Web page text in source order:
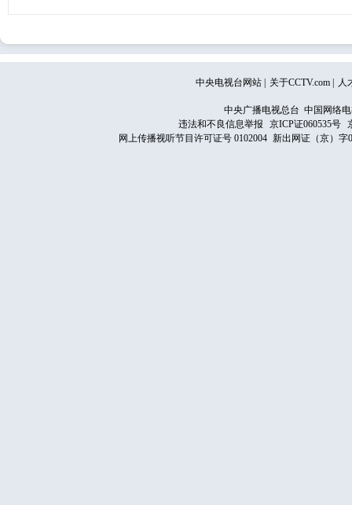
中央电视台网站 关于CCTV.com 人
中央广播电视总台 中国网络
违法和不良信息举报
京ICP证060535号
网上传播视听节目许可证号 0102004 新出网证（京）